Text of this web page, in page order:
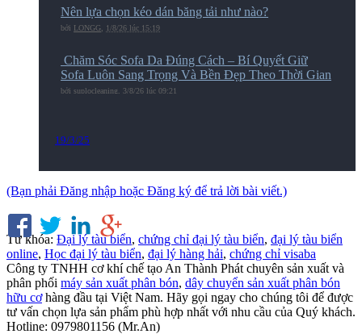
Nên lựa chọn kéo dán băng tải như nào?
bởi LONGG 1/8/26 lúc 15:19
️ Chăm Sóc Sofa Da Đúng Cách – Bí Quyết Giữ
Sofa Luôn Sang Trọng Và Bền Đẹp Theo Thời Gian
bởisuplocleaning ,3/8/26 lúc 09:21
19/3/25
(Bạn phải Đăng nhập hoặc Đăng ký để trả lời bài viết.)
Từ khóa: Đại lý tàu biển, chứng chỉ đại lý tàu biển, đại lý tàu biển
online, Học đại lý tàu biển, đại lý hàng hải, chứng chỉ visaba
Công ty TNHH cơ khí chế tạo An Thành Phát chuyên sản xuất và
phân phối máy sản xuất phân bón, dây chuyển sản xuất phân bón
hữu cơhàng đầu tại Việt Nam. Hãy gọi ngay cho chúng tôi để được
tư vấn chọn lựa sản phẩm phù hợp nhất với nhu cầu của Quý khách.
Hotline: 0979801156 (Mr.An)